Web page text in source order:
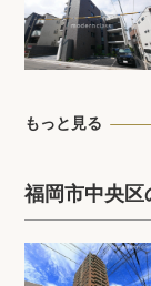
もっと見る
福岡市中央